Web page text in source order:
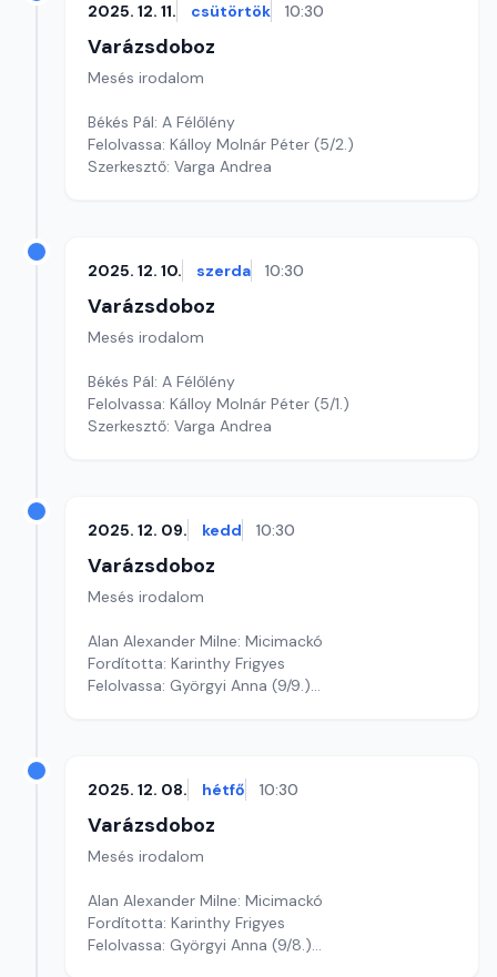
2025. 12. 11. csütörtök 10:30
Varázsdoboz
Mesés irodalom
Békés Pál: A Félőlény
Felolvassa: Kálloy Molnár Péter (5/2.)
Szerkesztő: Varga Andrea
2025. 12. 10. szerda 10:30
Varázsdoboz
Mesés irodalom
Békés Pál: A Félőlény
Felolvassa: Kálloy Molnár Péter (5/1.)
Szerkesztő: Varga Andrea
2025. 12. 09. kedd 10:30
Varázsdoboz
Mesés irodalom
Alan Alexander Milne: Micimackó
Fordította: Karinthy Frigyes
Felolvassa: Györgyi Anna (9/9.)
2025. 12. 08. hétfő 10:30
Varázsdoboz
Mesés irodalom
Alan Alexander Milne: Micimackó
Fordította: Karinthy Frigyes
Felolvassa: Györgyi Anna (9/8.)